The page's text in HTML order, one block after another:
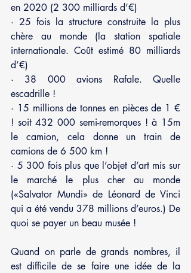
en 2020 (2 300 milliards d’€)
· 25 fois la structure construite la plus
chère au monde (la station spatiale
internationale. Coût estimé 80 milliards
d’€)
· 38 000 avions Rafale. Quelle
escadrille !
· 15 millions de tonnes en pièces de 1 €
! soit 432 000 semi-remorques ! à 15m
le camion, cela donne un train de
camions de 6 500 km !
· 5 300 fois plus que l’objet d’art mis sur
le marché le plus cher au monde
(«Salvator Mundi» de Léonard de Vinci
qui a été vendu 378 millions d’euros.) De
quoi se payer un beau musée !
Quand on parle de grands nombres, il
est difficile de se faire une idée de la